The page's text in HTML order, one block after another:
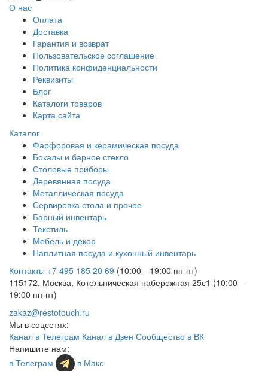
О нас
Оплата
Доставка
Гарантия и возврат
Пользовательское соглашение
Политика конфиденциальности
Реквизиты
Блог
Каталоги товаров
Карта сайта
Каталог
Фарфоровая и керамическая посуда
Бокалы и барное стекло
Столовые приборы
Деревянная посуда
Металлическая посуда
Сервировка стола и прочее
Барный инвентарь
Текстиль
Мебель и декор
Наплитная посуда и кухонный инвентарь
Контакты +7 495 185 20 69 (10:00—19:00 пн-пт)
115172, Москва, Котельническая набережная 25с1 (10:00—
19:00 пн-пт)
zakaz@restotouch.ru
Мы в соцсетях:
Канал в Телеграм Канал в Дзен Сообщество в ВК
Напишите нам:
в Телеграм
в Макс